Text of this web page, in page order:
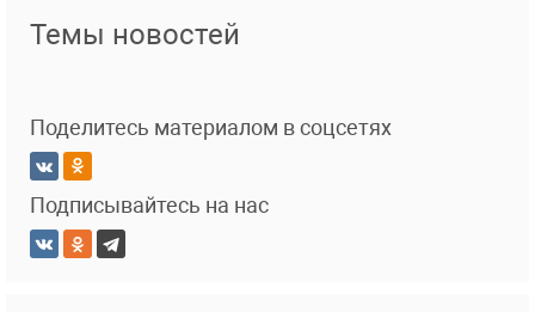
Темы новостей
Поделитесь материалом в соцсетях
Подписывайтесь на нас